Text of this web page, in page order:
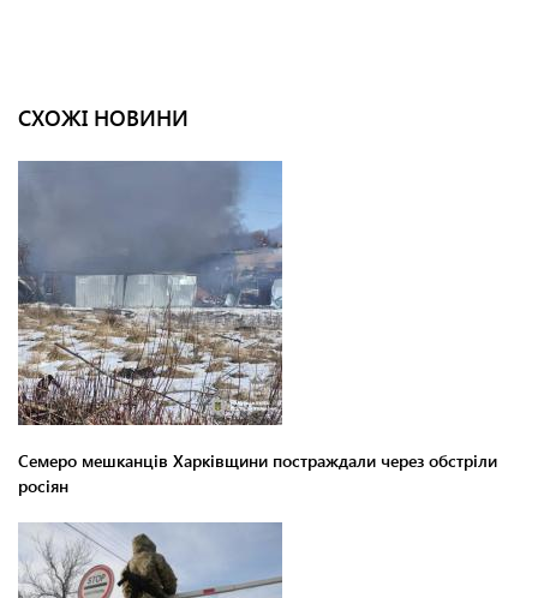
СХОЖІ НОВИНИ
Семеро мешканців Харківщини постраждали через обстріли
росіян